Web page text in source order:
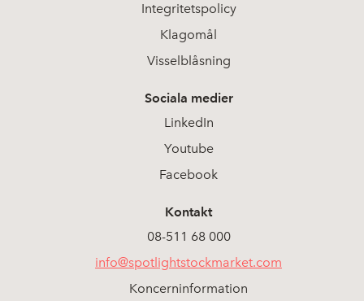
Integritetspolicy
Klagomål
Visselblåsning
Sociala medier
LinkedIn
Youtube
Facebook
Kontakt
08-511 68 000
info@spotlightstockmarket.com
Koncerninformation